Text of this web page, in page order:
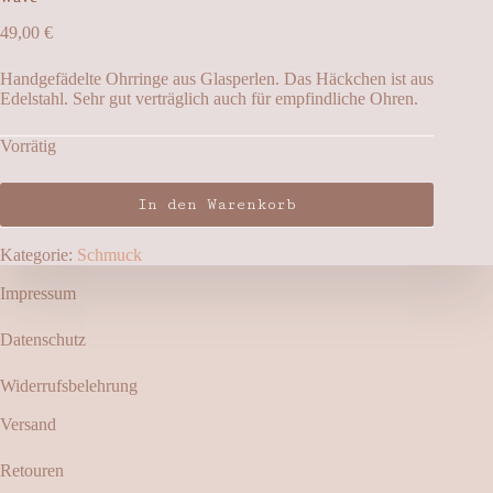
49,00 €
Handgefädelte Ohrringe aus Glasperlen. Das Häckchen ist aus
Edelstahl. Sehr gut verträglich auch für empfindliche Ohren.
Vorrätig
In den Warenkorb
Kategorie: Schmuck
Impressum
Datenschutz
Widerrufsbelehrung
Versand
Retouren